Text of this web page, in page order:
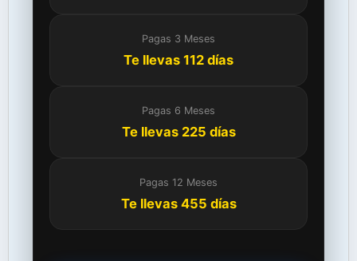
Pagas 3 Meses
Te llevas 112 días
Pagas 6 Meses
Te llevas 225 días
Pagas 12 Meses
Te llevas 455 días